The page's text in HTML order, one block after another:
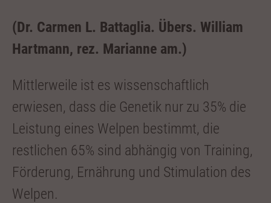
(Dr. Carmen L. Battaglia. Übers. William
Hartmann, rez. Marianne am.)
Mittlerweile ist es wissenschaftlich
erwiesen, dass die Genetik nur zu 35% die
Leistung eines Welpen bestimmt, die
restlichen 65% sind abhängig von Training,
Förderung, Ernährung und Stimulation des
Welpen.